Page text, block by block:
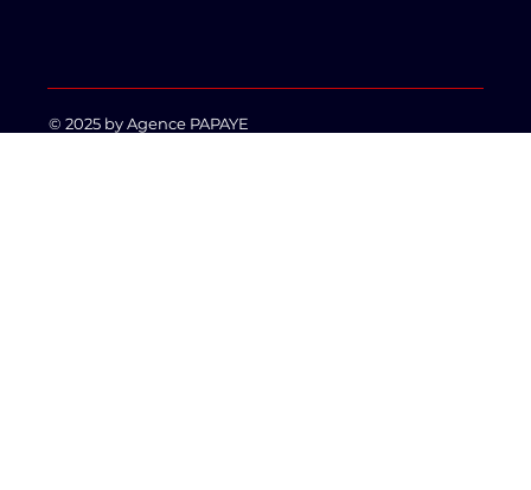
© 2025 byAgence PAPAYE